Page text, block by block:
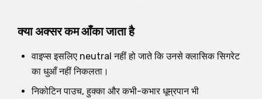
क्या अक्सर कम आँका जाता है
वाइप्स इसलिए neutral नहीं हो जाते कि उनसे क्लासिक सिगरेट
का धुआँ नहीं निकलता।
निकोटिन पाउच, हुक्का और कभी-कभार धूम्रपान भी